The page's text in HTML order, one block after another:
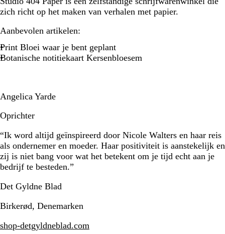
zich richt op het maken van verhalen met papier.
Aanbevolen artikelen:
Print Bloei waar je bent geplant
Botanische notitiekaart Kersenbloesem
Angelica Yarde
Oprichter
“Ik word altijd geïnspireerd door Nicole Walters en haar reis
als ondernemer en moeder. Haar positiviteit is aanstekelijk en
zij is niet bang voor wat het betekent om je tijd echt aan je
bedrijf te besteden.”
Det Gyldne Blad
Birkerød, Denemarken
shop-detgyldneblad.com